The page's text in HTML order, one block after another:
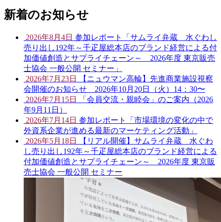
新着のお知らせ
2026年8月4日 参加レポート「サムライ弁蔵 水ぐわし
売り出し192年～千疋屋総本店のブランド経営による付
加価値創造とサプライチェーン～ 2026年度 東京販売
士協会 一般公開 セミナー」
2026年7月23日
【ニュウマン高輪】先進商業施設視察
会開催のお知らせ 2026年10月20日（火）14：30〜
2026年7月15日
「会員交流・親睦会」のご案内（2026
年9月11日）
2026年7月14日 参加レポート「市場環境の変化の中で
外資系企業が進める最新のマーケティング活動」
2026年5月18日
【リアル開催】サムライ弁蔵 水ぐわ
し売り出し192年～千疋屋総本店のブランド経営による
付加価値創造とサプライチェーン～ 2026年度 東京販
売士協会 一般公開 セミナー